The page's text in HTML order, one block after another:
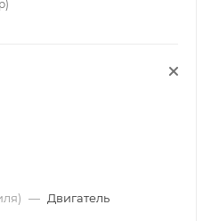
— Двигатель